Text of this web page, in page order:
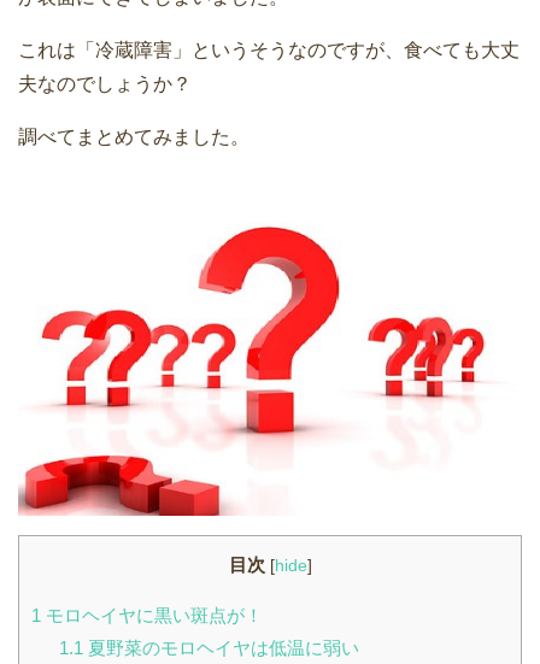
これは「冷蔵障害」というそうなのですが、食べても大丈
夫なのでしょうか？
調べてまとめてみました。
目次 [hide]
1 モロヘイヤに黒い斑点が！
1.1夏野菜のモロヘイヤは低温に弱い